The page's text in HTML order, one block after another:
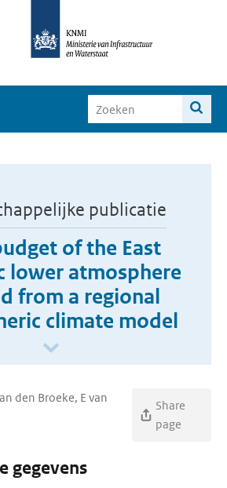
publicatie
of the East
lower atmosphere
from a regional
climate model
den Broeke, E van
Share
page
gegevens